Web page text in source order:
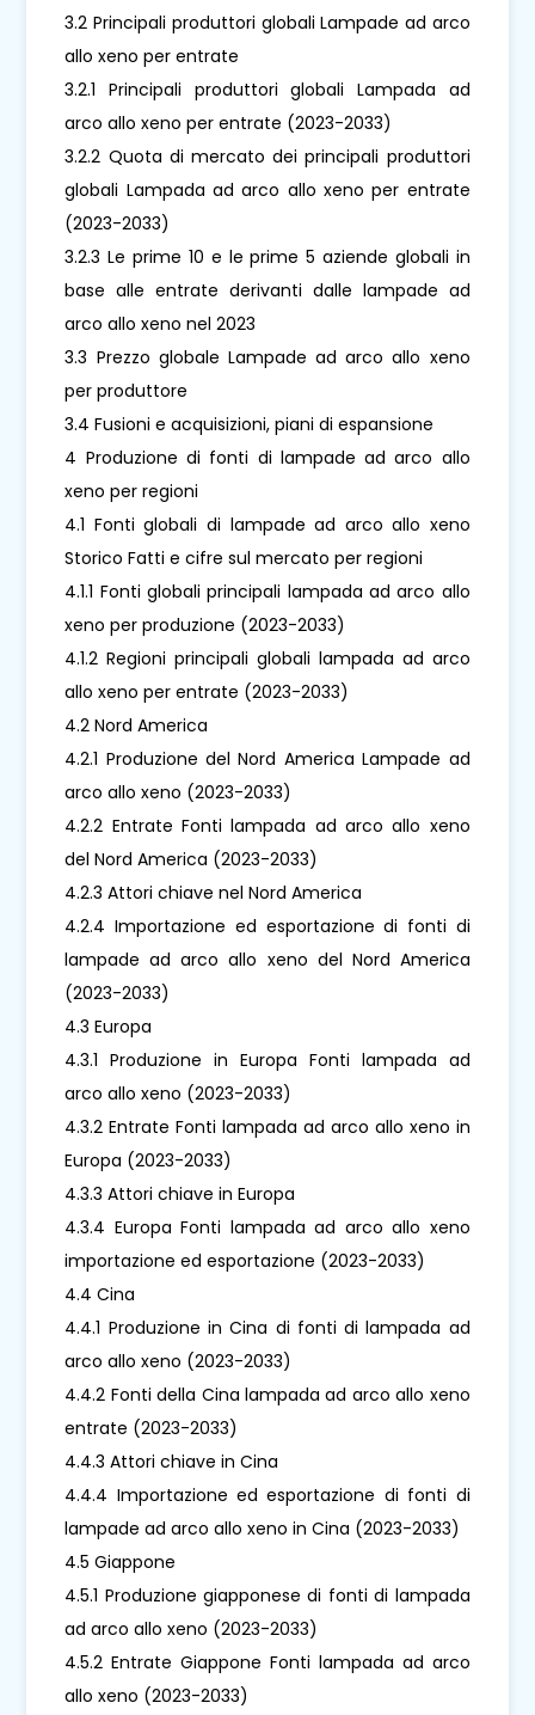
3.2 Principali produttori globali Lampade ad arco
allo xeno per entrate
3.2.1 Principali produttori globali Lampada ad
arco allo xeno per entrate (2023-2033)
3.2.2 Quota di mercato dei principali produttori
globali Lampada ad arco allo xeno per entrate
(2023-2033)
3.2.3 Le prime 10 e le prime 5 aziende globali in
base alle entrate derivanti dalle lampade ad
arco allo xeno nel 2023
3.3 Prezzo globale Lampade ad arco allo xeno
per produttore
3.4 Fusioni e acquisizioni, piani di espansione
4 Produzione di fonti di lampade ad arco allo
xeno per regioni
4.1 Fonti globali di lampade ad arco allo xeno
Storico Fatti e cifre sul mercato per regioni
4.1.1 Fonti globali principali lampada ad arco allo
xeno per produzione (2023-2033)
4.1.2 Regioni principali globali lampada ad arco
allo xeno per entrate (2023-2033)
4.2 Nord America
4.2.1 Produzione del Nord America Lampade ad
arco allo xeno (2023-2033)
4.2.2 Entrate Fonti lampada ad arco allo xeno
del Nord America (2023-2033)
4.2.3 Attori chiave nel Nord America
4.2.4 Importazione ed esportazione di fonti di
lampade ad arco allo xeno del Nord America
(2023-2033)
4.3 Europa
4.3.1 Produzione in Europa Fonti lampada ad
arco allo xeno (2023-2033)
4.3.2 Entrate Fonti lampada ad arco allo xeno in
Europa (2023-2033)
4.3.3 Attori chiave in Europa
4.3.4 Europa Fonti lampada ad arco allo xeno
importazione ed esportazione (2023-2033)
4.4 Cina
4.4.1 Produzione in Cina di fonti di lampada ad
arco allo xeno (2023-2033)
4.4.2 Fonti della Cina lampada ad arco allo xeno
entrate (2023-2033)
4.4.3 Attori chiave in Cina
4.4.4 Importazione ed esportazione di fonti di
lampade ad arco allo xeno in Cina (2023-2033)
4.5 Giappone
4.5.1 Produzione giapponese di fonti di lampada
ad arco allo xeno (2023-2033)
4.5.2 Entrate Giappone Fonti lampada ad arco
allo xeno (2023-2033)